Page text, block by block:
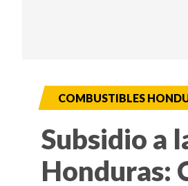
COMBUSTIBLES
Subsidio a
Honduras: